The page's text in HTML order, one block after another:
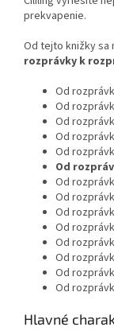
prekvapenie.
Od tejto knižky sa
rozprávky k
Od
Od
Od
Od
Od
Od
Od
Od
Od
Od
Od
Od
Od
Od